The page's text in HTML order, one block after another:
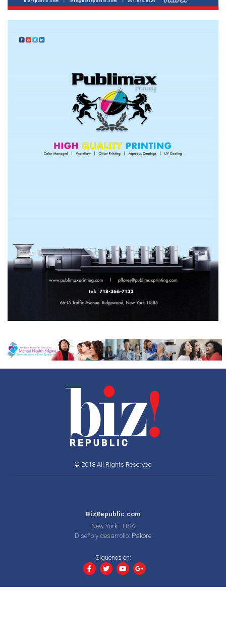
© 2018 All Rights Reserved
BizRepublic.com
New York - USA
Diseño y desarrollo: Pakore
Síguenos en: